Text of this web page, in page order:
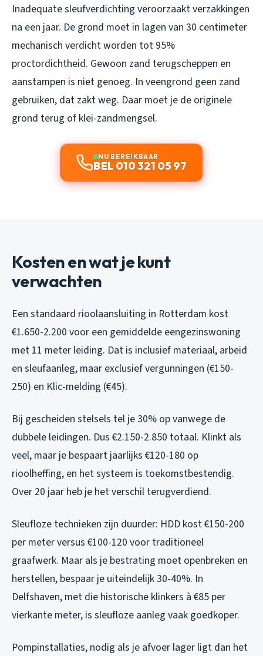
Inadequate sleufverdichting veroorzaakt verzakkingen
na een jaar. De grond moet in lagen van 30 centimeter
mechanisch verdicht worden tot 95%
proctordichtheid. Gewoon zand terugscheppen en
aanstampen is niet genoeg. In veengrond geen zand
gebruiken, dat zakt weg. Daar moet je de originele
grond terug of klei-zandmengsel.
NU BEREIKBAAR
BEL 010 321 05 97
Kosten en wat je kunt
verwachten
Een standaard rioolaansluiting in Rotterdam kost
€1.650-2.200 voor een gemiddelde eengezinswoning
met 11 meter leiding. Dat is inclusief materiaal, arbeid
en sleufaanleg, maar exclusief vergunningen (€150-
250) en Klic-melding (€45).
Bij gescheiden stelsels tel je 30% op vanwege de
dubbele leidingen. Dus €2.150-2.850 totaal. Klinkt als
veel, maar je bespaart jaarlijks €120-180 op
rioolheffing, en het systeem is toekomstbestendig.
Over 20 jaar heb je het verschil terugverdiend.
Sleufloze technieken zijn duurder: HDD kost €150-200
per meter versus €100-120 voor traditioneel
graafwerk. Maar als je bestrating moet openbreken en
herstellen, bespaar je uiteindelijk 30-40%. In
Delfshaven, met die historische klinkers à €85 per
vierkante meter, is sleufloze aanleg vaak goedkoper.
Pompinstallaties, nodig als je afvoer lager ligt dan het